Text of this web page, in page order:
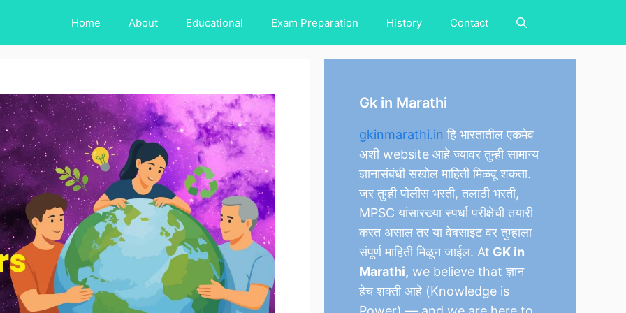
Home About Educational Exam Preparation History Contact
Gk in Marathi
gkinmarathi.in हि भारतातील एकमेव
अशी website आहे ज्यावर तुम्ही सामान्य
ज्ञानासंबंधी सखोल माहिती मिळवू शकता.
जर तुम्ही पोलीस भरती, तलाठी भरती,
MPSC यांसारख्या स्पर्धा परीक्षेची तयारी
करत असाल तर या वेबसाइट वर तुम्हाला
संपूर्ण माहिती मिळून जाईल. At GK in
Marathi, we believe that ज्ञान
हेच शक्ती आहे (Knowledge is